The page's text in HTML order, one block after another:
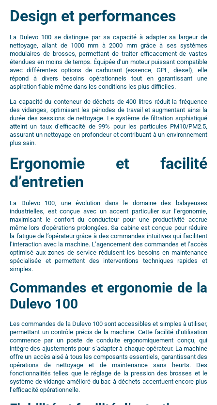
Design et performances
La Dulevo 100 se distingue par sa capacité à adapter sa largeur de
nettoyage, allant de 1000 mm à 2000 mm grâce à ses systèmes
modulaires de brosses, permettant de traiter efficacement de vastes
étendues en moins de temps. Équipée d’un moteur puissant compatible
avec différentes options de carburant (essence, GPL, diesel), elle
répond à divers besoins opérationnels tout en garantissant une
aspiration fiable même dans les conditions les plus difficiles.
La capacité du conteneur de déchets de 400 litres réduit la fréquence
des vidanges, optimisant les périodes de travail et augmentant ainsi la
durée des sessions de nettoyage. Le système de filtration sophistiqué
atteint un taux d’efficacité de 99% pour les particules PM10/PM2.5,
assurant un nettoyage en profondeur et contribuant à un environnement
plus sain.
Ergonomie et facilité
d’entretien
La Dulevo 100, une évolution dans le domaine des balayeuses
industrielles, est conçue avec un accent particulier sur l’ergonomie,
maximisant le confort du conducteur pour une productivité accrue
même lors d’opérations prolongées. Sa cabine est conçue pour réduire
la fatigue de l’opérateur grâce à des commandes intuitives qui facilitent
l’interaction avec la machine. L’agencement des commandes et l’accès
optimisé aux zones de service réduisent les besoins en maintenance
spécialisée et permettent des interventions techniques rapides et
simples.
Commandes et ergonomie de la
Dulevo 100
Les commandes de la Dulevo 100 sont accessibles et simples à utiliser,
permettant un contrôle précis de la machine. Cette facilité d’utilisation
commence par un poste de conduite ergonomiquement conçu, qui
intègre des ajustements pour s’adapter à chaque opérateur. La machine
offre un accès aisé à tous les composants essentiels, garantissant des
opérations de nettoyage et de maintenance sans heurts. Des
fonctionnalités telles que le réglage de la pression des brosses et le
système de vidange amélioré du bac à déchets accentuent encore plus
l’efficacité opérationnelle.